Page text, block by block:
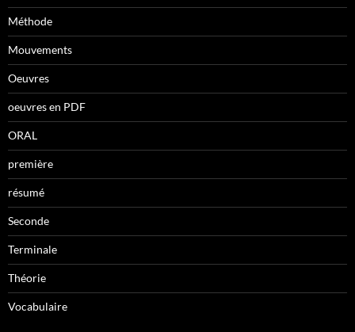
Méthode
Mouvements
Oeuvres
oeuvres en PDF
ORAL
première
résumé
Seconde
Terminale
Théorie
Vocabulaire